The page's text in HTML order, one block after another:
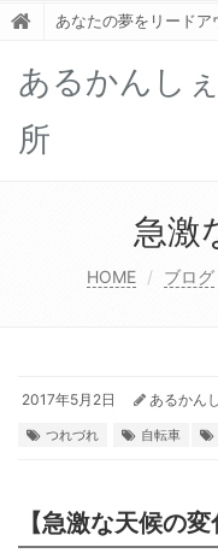
あなたの夢をリードア
あるかんし
所
急激
HOME ブログ
2017年5月2日 あるかん
つれづれ 自転車
【急激な天候の変